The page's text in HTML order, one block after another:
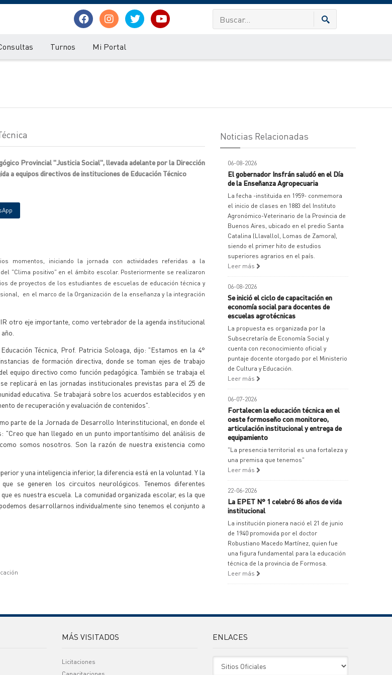
Turnos Mi Portal
Provincial "Justicia Social", llevada adelante por la Dirección
a equipos directivos de instituciones de Educación Técnico
momentos, iniciando la jornada con actividades referidas a la
"Clima positivo" en el ámbito escolar. Posteriormente se realizaron
de proyectos de los estudiantes de escuelas de educación técnica y
en el marco de la Organización de la enseñanza y la integración
otro eje importante, como vertebrador de la agenda institucional
Técnica, Prof. Patricia Soloaga, dijo: "Estamos en la 4°
de formación directiva, donde se toman ejes de trabajo
equipo directivo como función pedagógica. También se trabaja el
replicará en las jornadas institucionales previstas para el 25 de
educativa. Se trabajará sobre los acuerdos establecidos y en
de recuperación y evaluación de contenidos".
parte de la Jornada de Desarrollo Interinstitucional, en donde el
que han llegado en un punto importantísimo del análisis de
somos nosotros. Son la razón de nuestra existencia como
y una inteligencia inferior, la diferencia está en la voluntad. Y la
se generen los circuitos neurológicos. Tenemos diferentes
es nuestra escuela. La comunidad organizada escolar, es la que
desarrollarnos individualmente sino tenemos el conjunto a
Noticias Relacionadas
06-08-2026
El gobernador Insfrán saludó en el Día
de la Enseñanza Agropecuaria
La fecha -instituida en 1959- conmemora
el inicio de clases en 1883 del Instituto
Agronómico-Veterinario de la Provincia de
Buenos Aires, ubicado en el predio Santa
Catalina (Llavallol, Lomas de Zamora),
siendo el primer hito de estudios
superiores agrarios en el país.
Leer más
06-08-2026
Se inició el ciclo de capacitación en
economía social para docentes de
escuelas agrotécnicas
La propuesta es organizada por la
Subsecretaría de Economía Social y
cuenta con reconocimiento oficial y
puntaje docente otorgado por el Ministerio
de Cultura y Educación.
Leer más
06-07-2026
Fortalecen la educación técnica en el
oeste formoseño con monitoreo,
articulación institucional y entrega de
equipamiento
"La presencia territorial es una fortaleza y
una premisa que tenemos"
Leer más
22-06-2026
La EPET N° 1 celebró 86 años de vida
institucional
La institución pionera nació el 21 de junio
de 1940 promovida por el doctor
Robustiano Macedo Martínez, quien fue
una figura fundamental para la educación
técnica de la provincia de Formosa.
Leer más
MÁS VISITADOS
Licitaciones
ENLACES